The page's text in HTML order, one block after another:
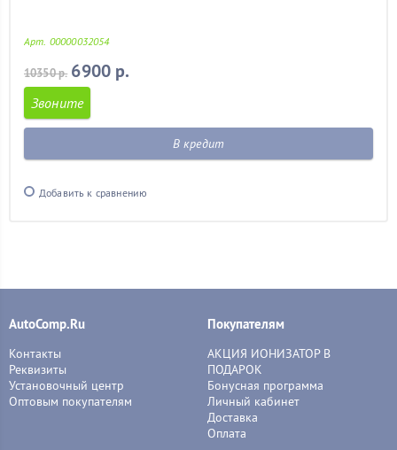
Арт. 00000032054
10350 р. 6900 р.
Звоните
В кредит
Добавить к сравнению
AutoComp.Ru
Контакты
Реквизиты
Установочный центр
Оптовым покупателям
Покупателям
АКЦИЯ ИОНИЗАТОР В
ПОДАРОК
Бонусная программа
Личный кабинет
Доставка
Оплата